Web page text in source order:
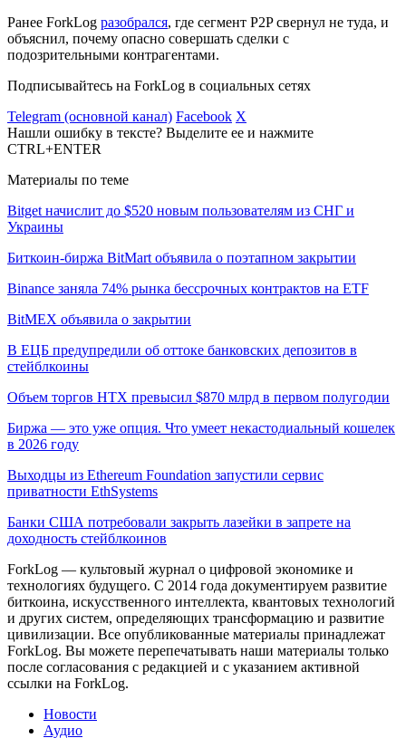
Ранее ForkLog разобрался, где сегмент P2P свернул не туда, и
объяснил, почему опасно совершать сделки с
подозрительными контрагентами.
Подписывайтесь на ForkLog в социальных сетях
Telegram (основной канал) Facebook X
Нашли ошибку в тексте? Выделите ее и нажмите
CTRL+ENTER
Материалы по теме
Bitget начислит до $520 новым пользователям из СНГ и
Украины
Биткоин-биржа BitMart объявила о поэтапном закрытии
Binance заняла 74% рынка бессрочных контрактов на ETF
BitMEX объявила о закрытии
В ЕЦБ предупредили об оттоке банковских депозитов в
стейблкоины
Объем торгов HTX превысил $870 млрд в первом полугодии
Биржа — это уже опция. Что умеет некастодиальный кошелек
в 2026 году
Выходцы из Ethereum Foundation запустили сервис
приватности EthSystems
Банки США потребовали закрыть лазейки в запрете на
доходность стейблкоинов
ForkLog — культовый журнал о цифровой экономике и
технологиях будущего. С 2014 года документируем развитие
биткоина, искусственного интеллекта, квантовых технологий
и других систем, определяющих трансформацию и развитие
цивилизации. Все опубликованные материалы принадлежат
ForkLog. Вы можете перепечатывать наши материалы только
после согласования с редакцией и с указанием активной
ссылки на ForkLog.
Новости
Аудио